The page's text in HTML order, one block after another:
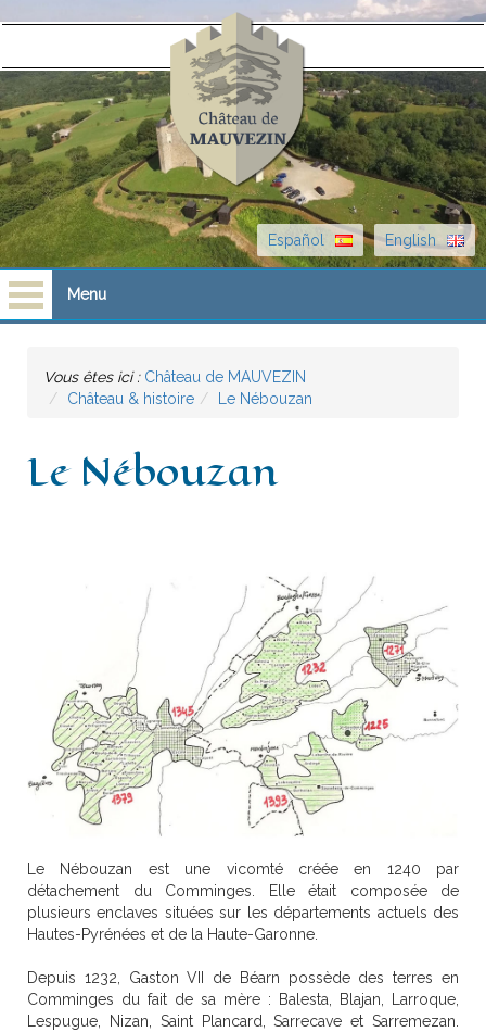
English
Español
Menu
Scolaires
Escòla G. Febus
Actualité
Contact
Vous êtes ici : Château de MAUVEZIN
Château & histoire
Le Nébouzan
Le Nébouzan
Le Nébouzan est une vicomté créée en 1240 par
détachement du Comminges. Elle était composée de
plusieurs enclaves situées sur les départements actuels des
Hautes-Pyrénées et de la Haute-Garonne.
Depuis 1232, Gaston VII de Béarn possède des terres en
Comminges du fait de sa mère : Balesta, Blajan, Larroque,
Lespugue, Nizan, Saint Plancard, Sarrecave et Sarremezan.